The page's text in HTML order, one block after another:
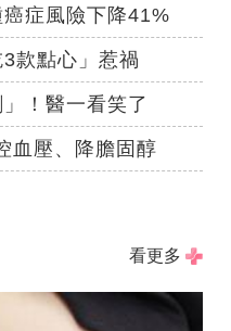
症風險下降41%
款點心」惹禍
！醫一看笑了
血壓、降膽固醇
看更多